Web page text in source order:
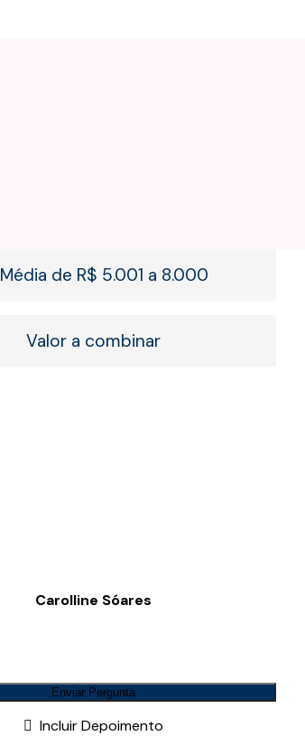
Média de R$ 5.001 a 8.000
Valor a combinar
Carolline Sóares
Enviar Pergunta
Incluir Depoimento